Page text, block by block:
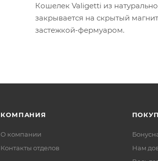
Кошелек Valigetti из
закрывается на скрытый
застежкой-фермуаром.
КОМПАНИЯ
О компании
Контакты отделов
Нам